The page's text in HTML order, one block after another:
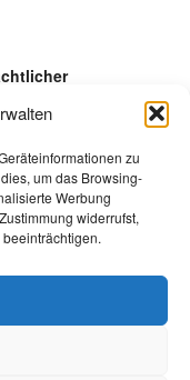
zu
um das Browsing-
Werbung
widerrufst,